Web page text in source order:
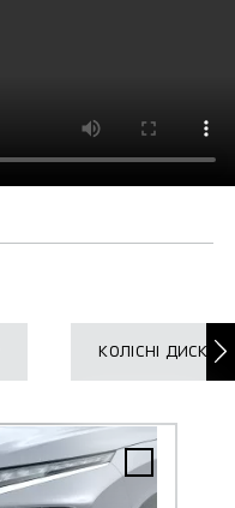
КОЛІСНІ ДИСКИ